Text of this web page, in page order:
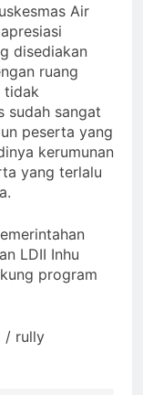
Air
disediakan
ruang
tidak
sudah sangat
peserta yang
kerumunan
yang terlalu
LDII Inhu
program
/ rully